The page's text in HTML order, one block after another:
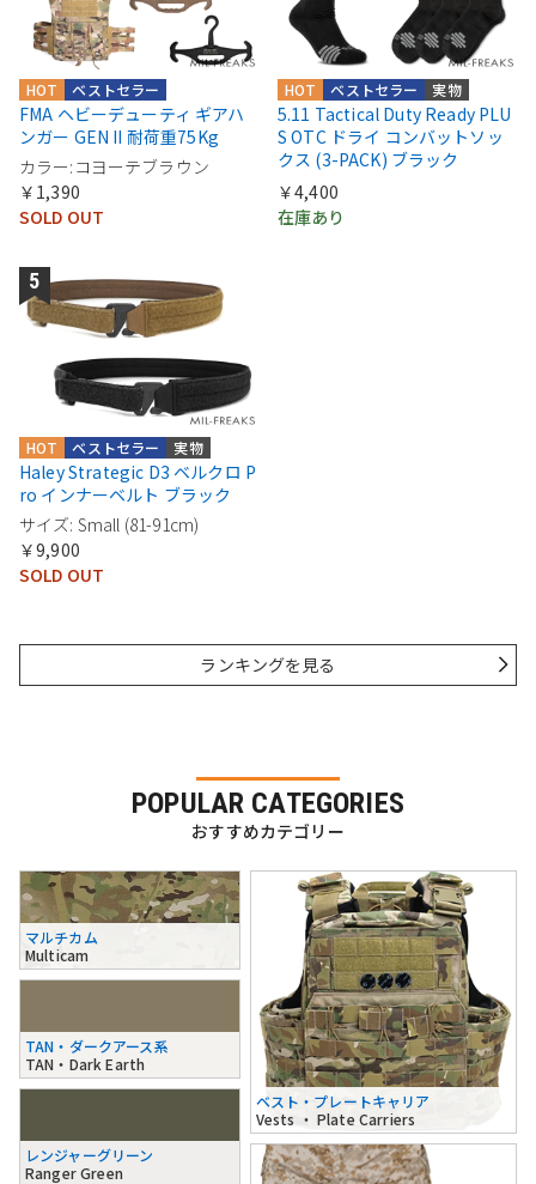
ベストセラー
HOT
FMA ヘビーデューティ ギアハ
ンガー GEN II 耐荷重75Kg
カラー:コヨーテブラウン
￥1,390
SOLD OUT
実物
ベストセラー
HOT
5.11 Tactical Duty Ready PLU
S OTC ドライ コンバットソッ
クス (3-PACK) ブラック
￥4,400
在庫あり
実物
ベストセラー
HOT
Haley Strategic D3 ベルクロ P
ro インナーベルト ブラック
サイズ: Small (81-91cm)
￥9,900
SOLD OUT
ランキングを見る
POPULAR CATEGORIES
おすすめカテゴリー
マルチカム
Multicam
TAN・ダークアース系
TAN・Dark Earth
レンジャーグリーン
Ranger Green
ベスト・プレートキャリア
Vests ・ Plate Carriers